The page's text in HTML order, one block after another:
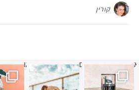
קורין
תמונה כבר חודשיים
איזו אהבתם יותר? הראשונה או